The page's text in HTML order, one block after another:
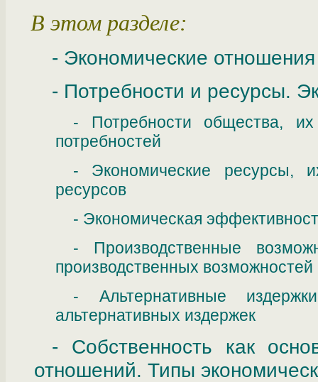
В этом разделе:
- Экономические отношения
- Потребности и ресурсы.
- Потребности общества,
потребностей
- Экономические ресурсы,
ресурсов
- Экономическая
- Производственные
производственных возможностей
- Альтернативные
альтернативных издержек
- Собственность как
отношений. Типы